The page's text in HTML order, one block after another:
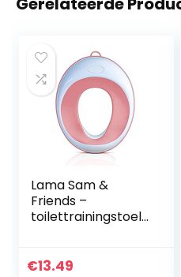
Lama Sam &
Friends –
toilettrainingstoeltj
jongens en meisjes
€13.49